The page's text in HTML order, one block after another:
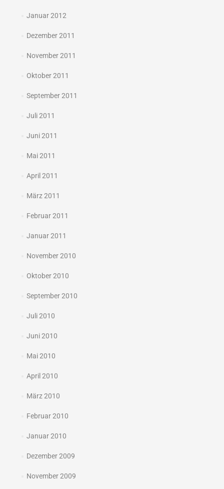
Januar 2012
Dezember 2011
November 2011
Oktober 2011
September 2011
Juli 2011
Juni 2011
Mai 2011
April 2011
März 2011
Februar 2011
Januar 2011
November 2010
Oktober 2010
September 2010
Juli 2010
Juni 2010
Mai 2010
April 2010
März 2010
Februar 2010
Januar 2010
Dezember 2009
November 2009